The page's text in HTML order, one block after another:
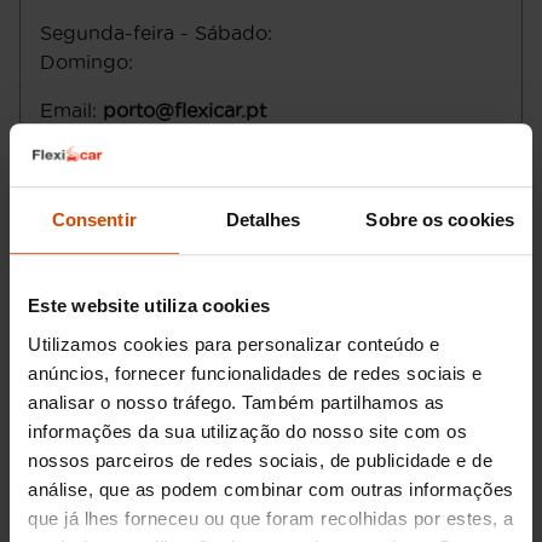
Consentir Detalhes Sobre os cookies
Este website utiliza cookies
Utilizamos cookies para personalizar conteúdo e
anúncios, fornecer funcionalidades de redes sociais e
analisar o nosso tráfego. Também partilhamos as
informações da sua utilização do nosso site com os
nossos parceiros de redes sociais, de publicidade e de
análise, que as podem combinar com outras informações
que já lhes forneceu ou que foram recolhidas por estes, a
Segunda-feira - Sábado:
Domingo:
Email: porto@flexicar.pt
Pedir informações